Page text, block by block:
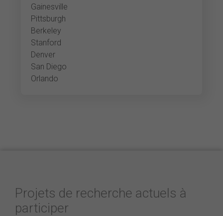
Gainesville
Pittsburgh
Berkeley
Stanford
Denver
San Diego
Orlando
Projets de recherche actuels à
participer